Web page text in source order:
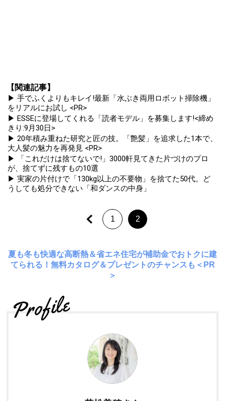
【関連記事】
▶ 手でふくよりもキレイ!最新「水ぶき両用ロボット掃除機」
をリアルにお試し <PR>
▶ ESSEに登場してくれる「読者モデル」を募集します!<締め
きり:9月30日>
▶ 20年積み重ねた研究と匠の技。「艶髪」を追求した1本で、
大人髪の魅力を再発見 <PR>
▶ 「これだけは捨てないで!」3000軒見てきた片づけのプロ
が、捨てずに残すもの10選
▶ 実家の片付けで「130kg以上の不要物」を捨てた50代。ど
うしても処分できない「和ダンスの中身」
1 2
夏も冬も快適な高断熱＆省エネ住宅が補助金でおトクに建
てられる！無料カタログ＆プレゼントのチャンスも＜PR
＞